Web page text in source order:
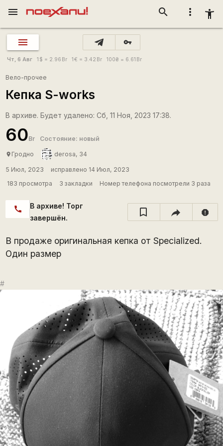
more_vert accessibility_new
search
menu
vpn_key
Чт, 6 Авг 1 $ = 2.96 Br 1€ = 3.42 Br 100₴ = 6.61 Br
Вело-прочее
Кепка S-works
В архиве. Будет удалено: Сб, 11 Ноя, 2023 17:38.
60Br Состояние: новый
place Гродно derosa, 34
5 Июл, 2023
исправлено 14 Июл, 2023
183 просмотра
3 закладки Номер телефона посмотрели 3 раза
call
В архиве! Торг
завершён.
report
В продаже оригинальная кепка от Specialized.
Один размер
#